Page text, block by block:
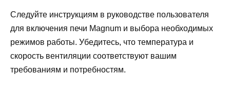
Следуйте инструкциям в руководстве пользователя
для включения печи Magnum и выбора необходимых
режимов работы. Убедитесь, что температура и
скорость вентиляции соответствуют вашим
требованиям и потребностям.